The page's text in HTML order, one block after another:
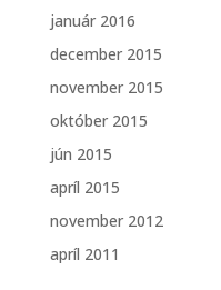
január 2016
december 2015
november 2015
október 2015
jún 2015
apríl 2015
november 2012
apríl 2011